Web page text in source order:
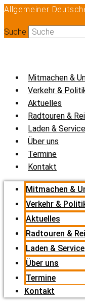
Zum
springen
Allgemeiner
Suche
Mitmachen &
Verkehr &
Aktuelles
Radtouren &
Laden & Service
Über uns
Termine
Kontakt
Mitmachen &
Verkehr &
Aktuelles
Radtouren &
Laden & Service
Über uns
Termine
Kontakt